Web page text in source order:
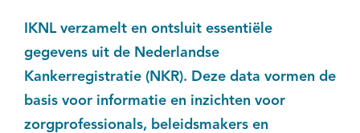
Thema's
Over IKNL
IKNL verzamelt en ontsluit essentiële
gegevens uit de Nederlandse
Kankerregistratie (NKR). Deze data vormen de
basis voor informatie en inzichten voor
zorgprofessionals, beleidsmakers en